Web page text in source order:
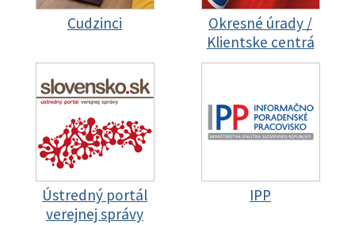
Cudzinci
Okresné úrady /
Klientske centrá
Ústredný portál
verejnej správy
IPP